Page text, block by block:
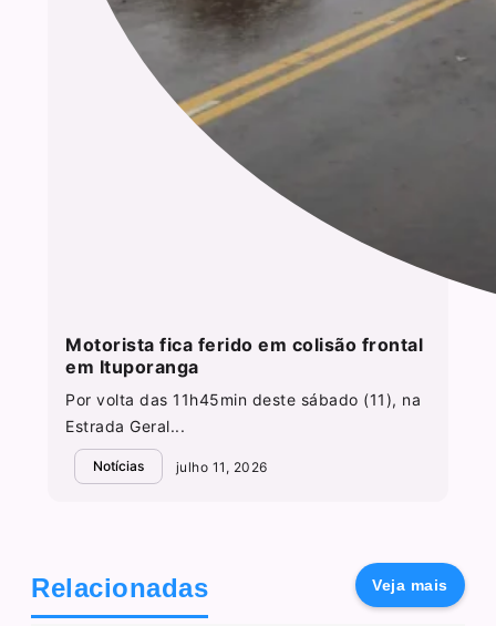
Motorista fica ferido em colisão frontal
em Ituporanga
Por volta das 11h45min deste sábado (11), na
Estrada Geral...
Notícias julho 11, 2026
Relacionadas Veja mais